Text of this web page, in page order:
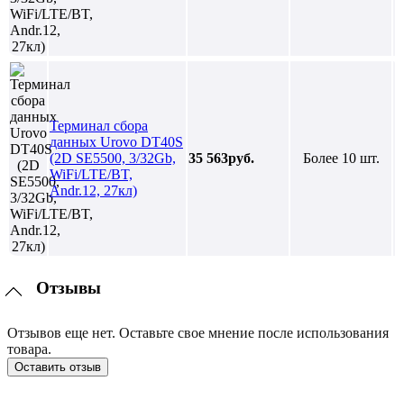
Терминал сбора
данных Urovo DT40S
(2D SE5500, 3/32Gb,
WiFi/LTE/BT,
Andr.12, 27кл)
35 563руб. Более 10 шт.
Отзывы
Отзывов еще нет. Оставьте свое мнение после использования
товара.
Оставить отзыв